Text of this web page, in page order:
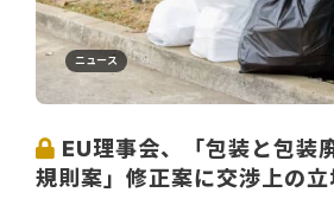
ニュース
EU理事会、「包装と包装
規則案」修正案に交渉上の立